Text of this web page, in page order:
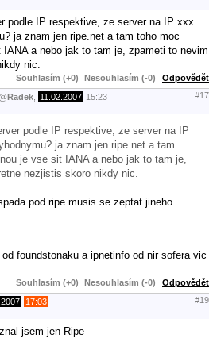
podle IP respektive, ze server na IP xxx..
ja znam jen ripe.net a tam toho moc
a nebo jak to tam je, zpameti to nevim
nic.
Souhlasím (+0) Nesouhlasím (-0) Odpovědět
@Radek 11.02.2007 15:23 #17
podle IP respektive, ze server na IP
ja znam jen ripe.net a tam
je vse sit IANA a nebo jak to tam je,
nezjistis skoro nikdy nic.
pod ripe musis se zeptat jineho
foundstonaku a ipnetinfo od nir sofera vic
Souhlasím (+0) Nesouhlasím (-0) Odpovědět
17:03 #19
jsem jen Ripe